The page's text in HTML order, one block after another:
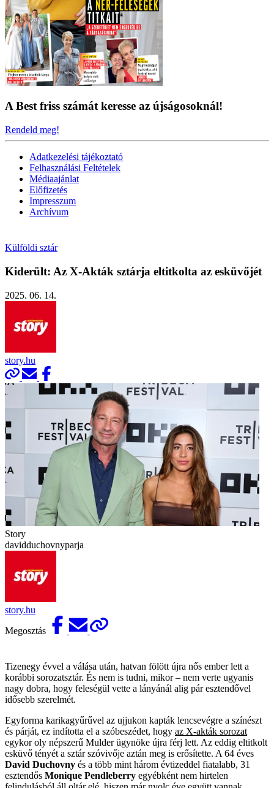
A Best friss számát keresse az újságosoknál!
Rendeld meg!
Adatkezelési tájékoztató
Felhasználási Feltételek
Médiaajánlat
Előfizetés
Impresszum
Archívum
Külföldi sztár
Kiderült: Az X-Akták sztárja eltitkolta az esküvőjét
2025. 06. 14.
story.hu
Story
davidduchovnyparja
story.hu
Megosztás
Tizenegy évvel a válása után, hatvan fölött újra nős ember lett a
korábbi sorozatsztár. És nem is tudni, mikor – nem verte ugyanis
nagy dobra, hogy feleségül vette a lányánál alig pár esztendővel
idősebb szerelmét.
Egyforma karikagyűrűvel az ujjukon kapták lencsevégre a színészt
és párját, ez indította el a szóbeszédet, hogy az X-akták sorozat
egykor oly népszerű Mulder ügynöke újra férj lett. Az eddig eltitkolt
esküvő tényét a sztár szóvivője aztán meg is erősítette. A 64 éves
David Duchovny és a több mint három évtizeddel fiatalabb, 31
esztendős Monique Pendleberry egyébként nem hirtelen